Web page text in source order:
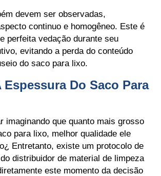
devem ser observadas,
continuo e homogêneo. Este é
perfeita vedação durante seu
evitando a perda do conteúdo
do saco para lixo.
Espessura Do Saco Para
imaginando que quanto mais grosso
para lixo, melhor qualidade ele
Entretanto, existe um protocolo de
distribuidor de material de limpeza
este momento da decisão